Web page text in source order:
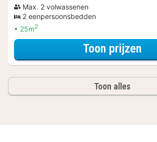
Max. 2 volwassenen
2 eenpersoonsbedden
25m2
Toon prijzen
Toon alles